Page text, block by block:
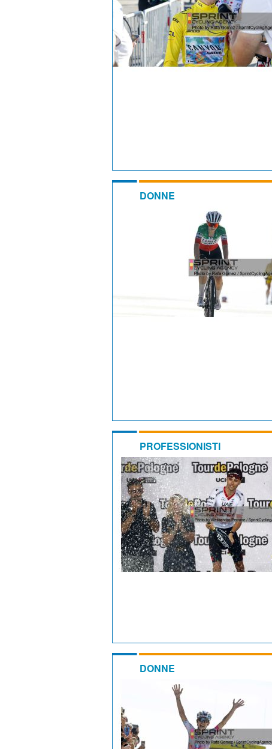
DONNE
PROFESSIONISTI
DONNE